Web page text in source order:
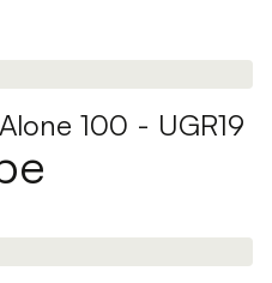
100 - UGR19